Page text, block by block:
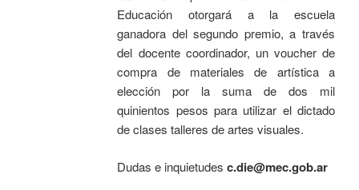
Educación otorgará a la escuela
ganadora del segundo premio, a través
del docente coordinador, un voucher de
compra de materiales de artística a
elección por la suma de dos mil
quinientos pesos para utilizar el dictado
de clases talleres de artes visuales.
Dudas e inquietudesc.die@mec.gob.ar